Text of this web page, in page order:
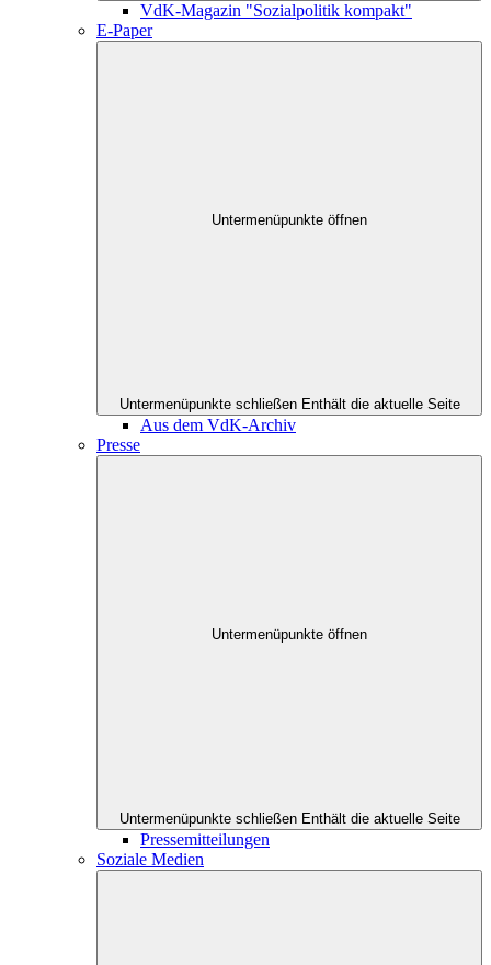
VdK-Magazin "Sozialpolitik kompakt"
E-Paper
Untermenüpunkte öffnen
Untermenüpunkte schließen Enthält die aktuelle Seite
Aus dem VdK-Archiv
Presse
Untermenüpunkte öffnen
Untermenüpunkte schließen Enthält die aktuelle Seite
Pressemitteilungen
Soziale Medien